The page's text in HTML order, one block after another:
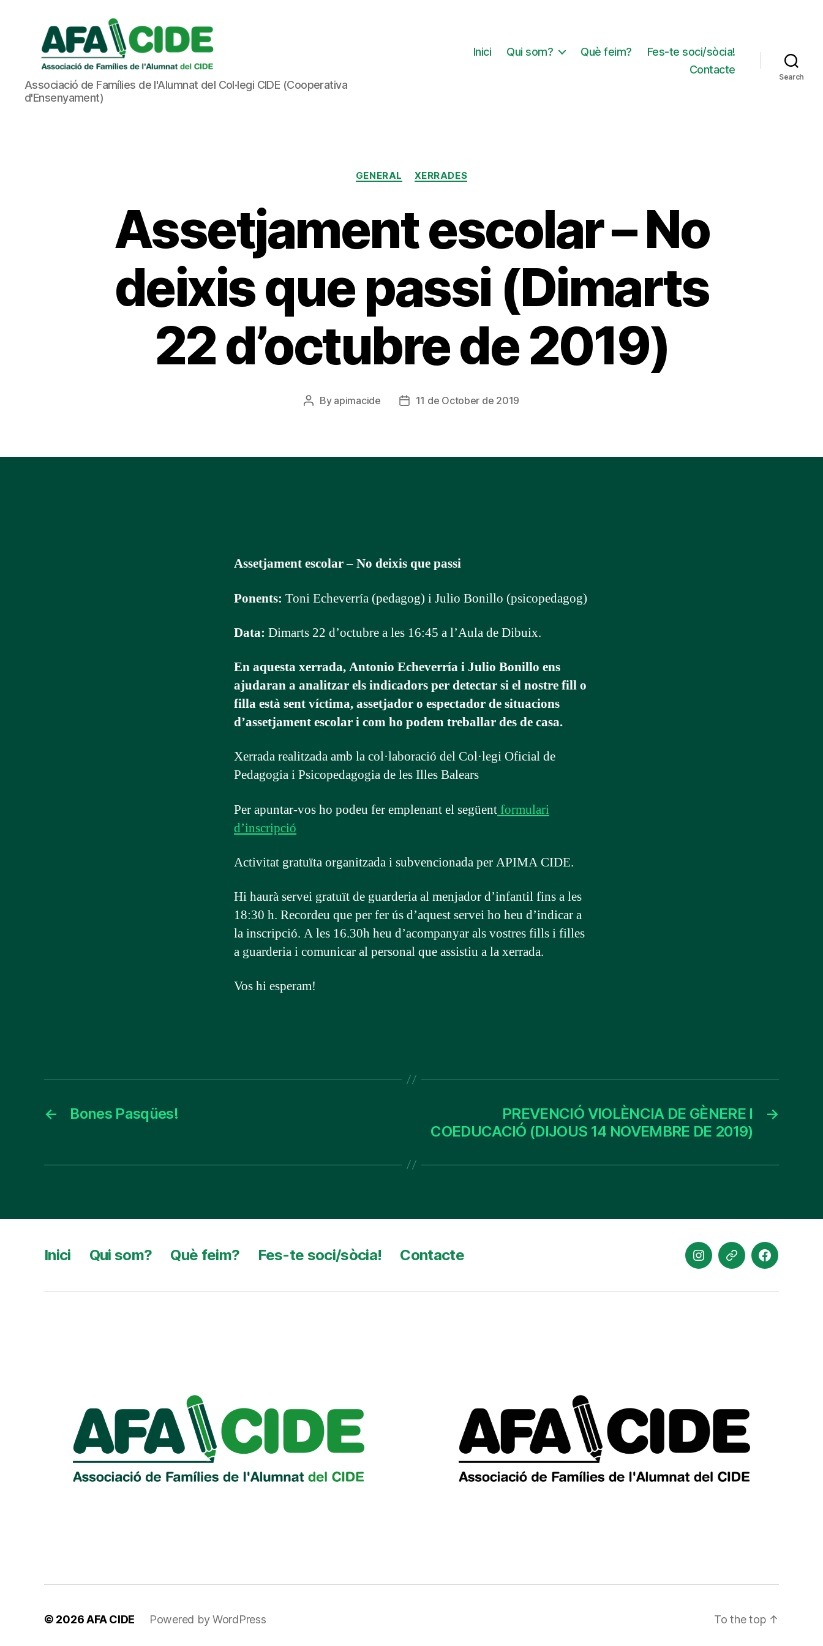
AFA
CIDE
Associació de Famílies de l'Alumnat del Col·legi CIDE (Cooperativa
d'Ensenyament)
Inici Qui som? Què feim?
Fes-te soci/sòcia!
Contacte
Search
Categories
GENERAL XERRADES
Assetjament escolar – No
deixis que passi (Dimarts
22 d’octubre de 2019)
Post
By apimacide
Post11 de October de 2019
Assetjament escolar – No deixis que passi
Ponents: Toni Echeverría (pedagog) i Julio Bonillo (psicopedagog)
Data: Dimarts 22 d’octubre a les 16:45 a l’Aula de Dibuix.
En aquesta xerrada, Antonio Echeverría i Julio Bonillo ens
ajudaran a analitzar els indicadors per detectar si el nostre fill o
filla està sent víctima, assetjador o espectador de situacions
d’assetjament escolar i com ho podem treballar des de casa.
Xerrada realitzada amb la col·laboració del Col·legi Oficial de
Pedagogia i Psicopedagogia de les Illes Balears
Per apuntar-vos ho podeu fer emplenant el següentformulari
d’inscripció
Activitat gratuïta organitzada i subvencionada per APIMA CIDE.
Hi haurà servei gratuït de guarderia al menjador d’infantil fins a les
18:30 h. Recordeu que per fer ús d’aquest servei ho heu d’indicar a
la inscripció. A les 16.30h heu d’acompanyar als vostres fills i filles
a guarderia i comunicar al personal que assistiu a la xerrada.
Vos hi esperam!
← Bones Pasqües! →
PREVENCIÓ VIOLÈNCIA DE GÈNERE I
COEDUCACIÓ (DIJOUS 14 NOVEMBRE DE 2019)
Inici Qui som? Què feim? Fes-te soci/sòcia! Contacte InstagramWebsiteFacebook
© 2026AFA CIDE Powered by WordPress To the top ↑